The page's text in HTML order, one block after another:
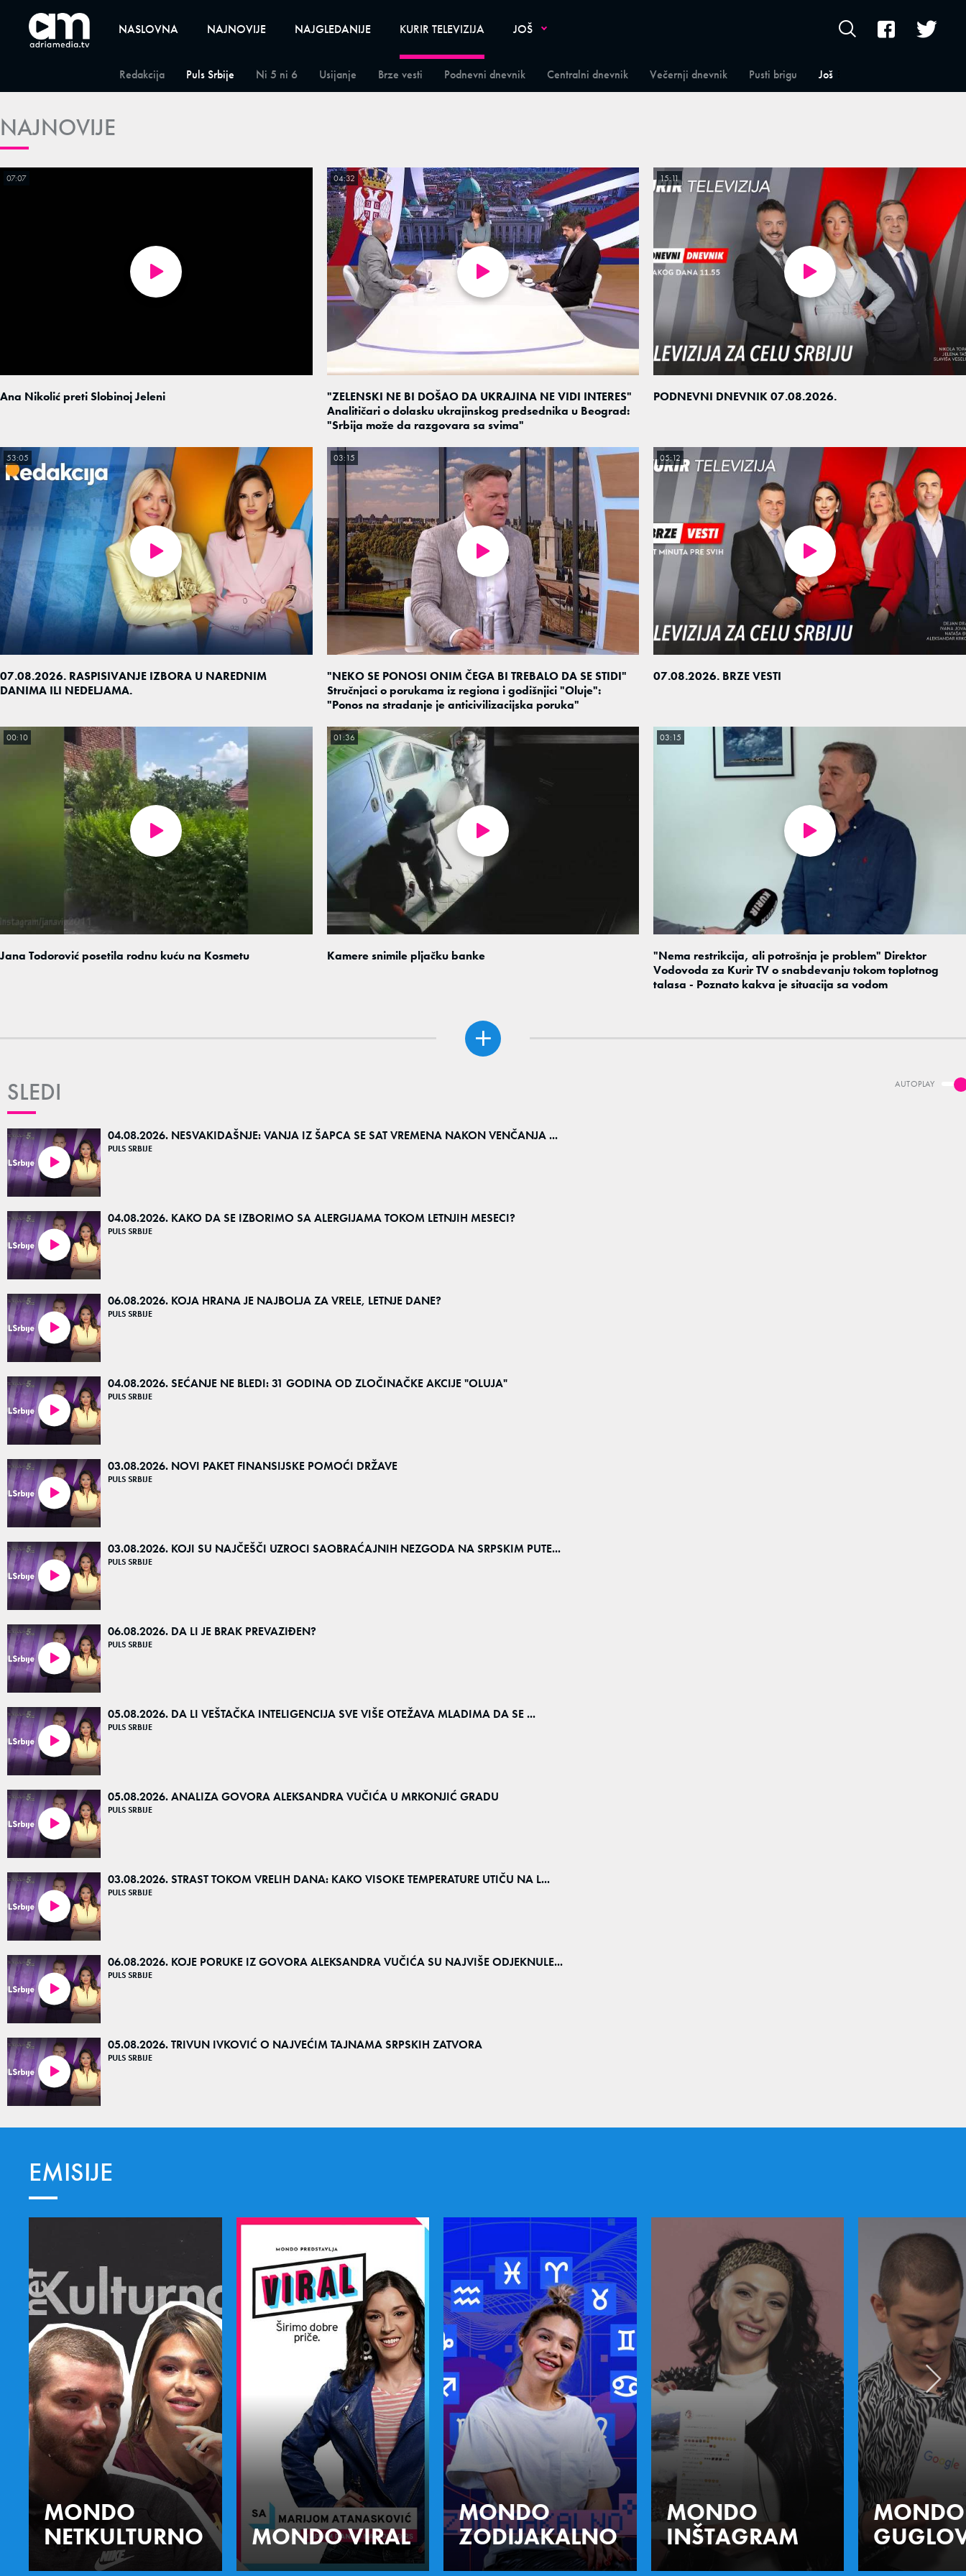
NASLOVNA NAJNOVIJE NAJGLEDANIJE KURIR TELEVIZIJA
Redakcija Puls Srbije Ni 5 ni 6 Usijanje Brze vesti Podnevni dnevnik Centralni dnevnik Večernji dnevnik Pusti brigu Još
JOŠ
NAJNOVIJE
Ana Nikolić preti Slobinoj Jeleni
07:07
"ZELENSKI NE BI DOŠAO DA UKRAJINA NE VIDI INTERES"
Analitičari o dolasku ukrajinskog predsednika u Beograd:
"Srbija može da razgovara sa svima"
04:32
PODNEVNI DNEVNIK 07.08.2026.
15:11
07.08.2026. RASPISIVANJE IZBORA U NAREDNIM
DANIMA ILI NEDELJAMA.
53:05
"NEKO SE PONOSI ONIM ČEGA BI TREBALO DA SE STIDI"
Stručnjaci o porukama iz regiona i godišnjici "Oluje":
"Ponos na stradanje je anticivilizacijska poruka"
03:15
07.08.2026. BRZE VESTI
05:12
Jana Todorović posetila rodnu kuću na Kosmetu
00:10
Kamere snimile pljačku banke
01:36
"Nema restrikcija, ali potrošnja je problem" Direktor
Vodovoda za Kurir TV o snabdevanju tokom toplotnog
talasa - Poznato kakva je situacija sa vodom
03:15
AUTOPLAY
SLEDI
04.08.2026. NESVAKIDAŠNJE: VANJA IZ ŠAPCA SE SAT VREMENA NAKON VENČANJA ...
PULS SRBIJE
04.08.2026. KAKO DA SE IZBORIMO SA ALERGIJAMA TOKOM LETNJIH MESECI?
PULS SRBIJE
06.08.2026. KOJA HRANA JE NAJBOLJA ZA VRELE, LETNJE DANE?
PULS SRBIJE
04.08.2026. SEĆANJE NE BLEDI: 31 GODINA OD ZLOČINAČKE AKCIJE "OLUJA"
PULS SRBIJE
03.08.2026. NOVI PAKET FINANSIJSKE POMOĆI DRŽAVE
PULS SRBIJE
03.08.2026. KOJI SU NAJČEŠČI UZROCI SAOBRAĆAJNIH NEZGODA NA SRPSKIM PUTE...
PULS SRBIJE
06.08.2026. DA LI JE BRAK PREVAZIĐEN?
PULS SRBIJE
05.08.2026. DA LI VEŠTAČKA INTELIGENCIJA SVE VIŠE OTEŽAVA MLADIMA DA SE ...
PULS SRBIJE
05.08.2026. ANALIZA GOVORA ALEKSANDRA VUČIĆA U MRKONJIĆ GRADU
PULS SRBIJE
03.08.2026. STRAST TOKOM VRELIH DANA: KAKO VISOKE TEMPERATURE UTIČU NA L...
PULS SRBIJE
06.08.2026. KOJE PORUKE IZ GOVORA ALEKSANDRA VUČIĆA SU NAJVIŠE ODJEKNULE...
PULS SRBIJE
05.08.2026. TRIVUN IVKOVIĆ O NAJVEĆIM TAJNAMA SRPSKIH ZATVORA
PULS SRBIJE
EMISIJE
MONDO
NETKULTURNO
MONDO VIRAL
MONDO
ZODIJAKALNO
MONDO
INŠTAGRAM
MONDO